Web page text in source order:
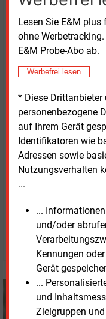
Lesen Sie E&M
ohne
E&M Probe-Abo ab.
Werbefrei lesen
* Diese Drittanbieter
personenbezogene
auf Ihrem Gerät
Identifikatoren wie
Adressen sowie
Nutzungsverhalten
...
...
und/oder
Kennungen
Gerät
...
und
Zielgruppen
wurde und die
sehr gute Nachricht
Bürgermeister
Die Vereinbarung
wie es in der
Netzgesellschaften
betonen den
und
der Kommunen sei
Donnerstag, 21.05.2026,
Fritz Wilhelm
© 2026 Energie &